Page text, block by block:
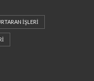
İŞLERI